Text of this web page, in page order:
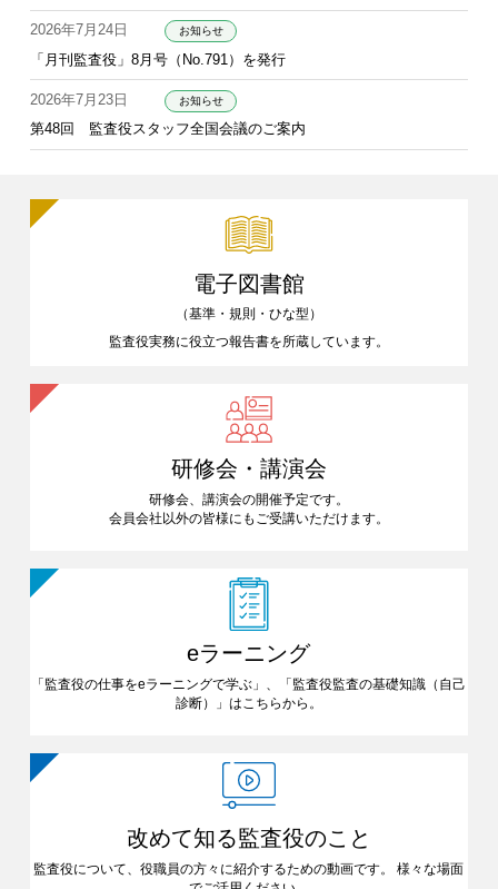
2026年7月24日 お知らせ
「月刊監査役」8月号（No.791）を発行
2026年7月23日 お知らせ
第48回 監査役スタッフ全国会議のご案内
電子図書館
（基準・規則・ひな型）
監査役実務に役立つ報告書を所蔵しています。
研修会・講演会
研修会、講演会の開催予定です。
会員会社以外の皆様にも ご受講いただけます。
eラーニング
「監査役の仕事をeラーニングで学ぶ」、「監査役監査の基礎知識 （自己
診断）」はこちらから。
改めて知る監査役のこと
監査役について、役職員の方々に紹介するための動画です。
様々な場面